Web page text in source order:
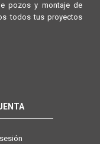
pozos y montaje de
todos tus proyectos